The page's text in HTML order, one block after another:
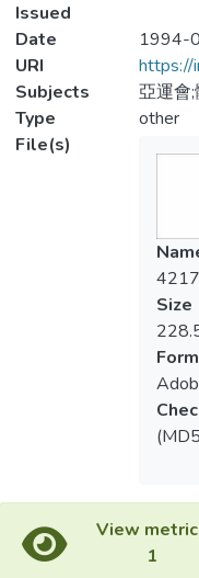
Issued
Date
1994-
URI
https://
Subjects
亞運會
Type
other
File(s)
Size
View
1